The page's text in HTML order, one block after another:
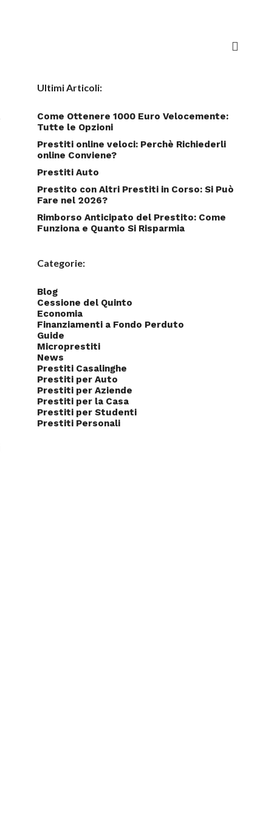
Ultimi Articoli:
Come Ottenere 1000 Euro Velocemente:
Tutte le Opzioni
Prestiti online veloci: Perchè Richiederli
online Conviene?
Prestiti Auto
Prestito con Altri Prestiti in Corso: Si Può
Fare nel 2026?
Rimborso Anticipato del Prestito: Come
Funziona e Quanto Si Risparmia
Categorie:
Blog
Cessione del Quinto
Economia
Finanziamenti a Fondo Perduto
Guide
Microprestiti
News
Prestiti Casalinghe
Prestiti per Auto
Prestiti per Aziende
Prestiti per la Casa
Prestiti per Studenti
Prestiti Personali